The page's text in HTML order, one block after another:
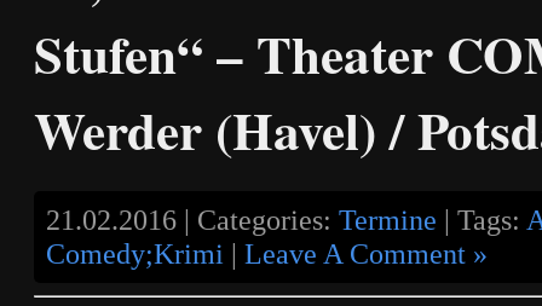
Stufen“ – Theater
Werder (Havel) /
21.02.2016 | Categories: Termine | Tags:
Comedy;Krimi | Leave A Comment »